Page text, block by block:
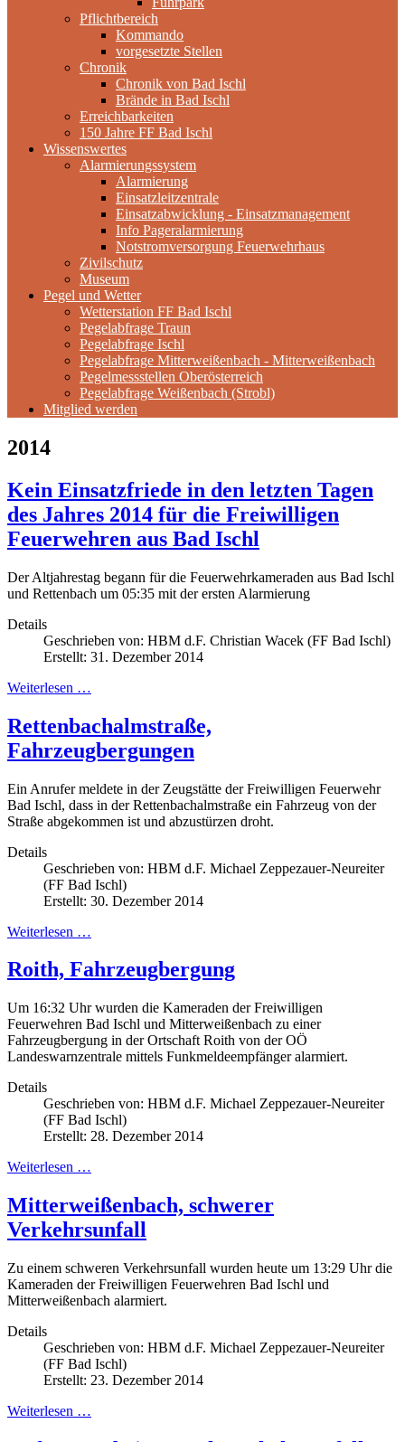
Pflichtbereich
Kommando
vorgesetzte Stellen
Chronik
Chronik von Bad Ischl
Brände in Bad Ischl
Erreichbarkeiten
150 Jahre FF Bad Ischl
Wissenswertes
Alarmierungssystem
Alarmierung
Einsatzleitzentrale
Einsatzabwicklung - Einsatzmanagement
Info Pageralarmierung
Notstromversorgung Feuerwehrhaus
Zivilschutz
Museum
Pegel und Wetter
Wetterstation FF Bad Ischl
Pegelabfrage Traun
Pegelabfrage Ischl
Pegelabfrage Mitterweißenbach - Mitterweißenbach
Pegelmessstellen Oberösterreich
Pegelabfrage Weißenbach (Strobl)
Mitglied werden
2014
Kein Einsatzfriede in den letzten Tagen
des Jahres 2014 für die Freiwilligen
Feuerwehren aus Bad Ischl
Der Altjahrestag begann für die Feuerwehrkameraden aus Bad Ischl
und Rettenbach um 05:35 mit der ersten Alarmierung
Details
Geschrieben von: HBM d.F. Christian Wacek (FF Bad Ischl)
Erstellt: 31. Dezember 2014
Weiterlesen …
Rettenbachalmstraße,
Fahrzeugbergungen
Ein Anrufer meldete in der Zeugstätte der Freiwilligen Feuerwehr
Bad Ischl, dass in der Rettenbachalmstraße ein Fahrzeug von der
Straße abgekommen ist und abzustürzen droht.
Details
Geschrieben von: HBM d.F. Michael Zeppezauer-Neureiter
(FF Bad Ischl)
Erstellt: 30. Dezember 2014
Weiterlesen …
Roith, Fahrzeugbergung
Um 16:32 Uhr wurden die Kameraden der Freiwilligen
Feuerwehren Bad Ischl und Mitterweißenbach zu einer
Fahrzeugbergung in der Ortschaft Roith von der OÖ
Landeswarnzentrale mittels Funkmeldeempfänger alarmiert.
Details
Geschrieben von: HBM d.F. Michael Zeppezauer-Neureiter
(FF Bad Ischl)
Erstellt: 28. Dezember 2014
Weiterlesen …
Mitterweißenbach, schwerer
Verkehrsunfall
Zu einem schweren Verkehrsunfall wurden heute um 13:29 Uhr die
Kameraden der Freiwilligen Feuerwehren Bad Ischl und
Mitterweißenbach alarmiert.
Details
Geschrieben von: HBM d.F. Michael Zeppezauer-Neureiter
(FF Bad Ischl)
Erstellt: 23. Dezember 2014
Weiterlesen …